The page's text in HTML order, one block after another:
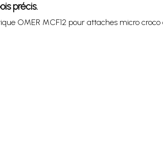
précis.
OMER MCF12 pour attaches micro